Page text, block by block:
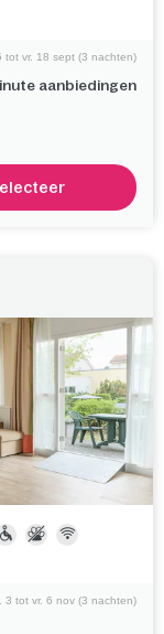
aanbiedingen
tot vr. 18 sept (3 nachten)
3 tot vr. 6 nov (3 nachten)